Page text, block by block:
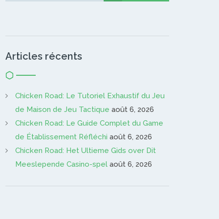
Articles récents
Chicken Road: Le Tutoriel Exhaustif du Jeu
de Maison de Jeu Tactique août 6, 2026
Chicken Road: Le Guide Complet du Game
de Établissement Réfléchi août 6, 2026
Chicken Road: Het Ultieme Gids over Dit
Meeslepende Casino-spel août 6, 2026